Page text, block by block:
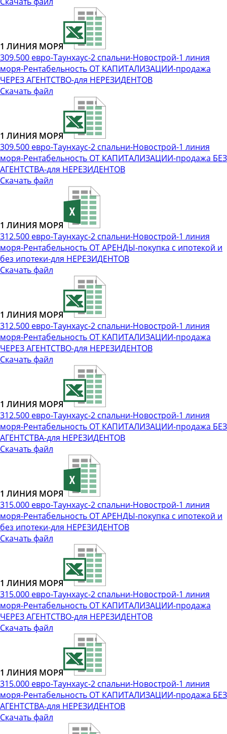
1 ЛИНИЯ МОРЯ
309.500 евро-Таунхаус-2 спальни-Новострой-1 линия
моря-Рентабельность ОТ КАПИТАЛИЗАЦИИ-продажа
ЧЕРЕЗ АГЕНТСТВО-для НЕРЕЗИДЕНТОВ
Скачать файл
1 ЛИНИЯ МОРЯ
309.500 евро-Таунхаус-2 спальни-Новострой-1 линия
моря-Рентабельность ОТ КАПИТАЛИЗАЦИИ-продажа БЕЗ
АГЕНТСТВА-для НЕРЕЗИДЕНТОВ
Скачать файл
1 ЛИНИЯ МОРЯ
312.500 евро-Таунхаус-2 спальни-Новострой-1 линия
моря-Рентабельность ОТ АРЕНДЫ-покупка с ипотекой и
без ипотеки-для НЕРЕЗИДЕНТОВ
Скачать файл
1 ЛИНИЯ МОРЯ
312.500 евро-Таунхаус-2 спальни-Новострой-1 линия
моря-Рентабельность ОТ КАПИТАЛИЗАЦИИ-продажа
ЧЕРЕЗ АГЕНТСТВО-для НЕРЕЗИДЕНТОВ
Скачать файл
1 ЛИНИЯ МОРЯ
312.500 евро-Таунхаус-2 спальни-Новострой-1 линия
моря-Рентабельность ОТ КАПИТАЛИЗАЦИИ-продажа БЕЗ
АГЕНТСТВА-для НЕРЕЗИДЕНТОВ
Скачать файл
1 ЛИНИЯ МОРЯ
315.000 евро-Таунхаус-2 спальни-Новострой-1 линия
моря-Рентабельность ОТ АРЕНДЫ-покупка с ипотекой и
без ипотеки-для НЕРЕЗИДЕНТОВ
Скачать файл
1 ЛИНИЯ МОРЯ
315.000 евро-Таунхаус-2 спальни-Новострой-1 линия
моря-Рентабельность ОТ КАПИТАЛИЗАЦИИ-продажа
ЧЕРЕЗ АГЕНТСТВО-для НЕРЕЗИДЕНТОВ
Скачать файл
1 ЛИНИЯ МОРЯ
315.000 евро-Таунхаус-2 спальни-Новострой-1 линия
моря-Рентабельность ОТ КАПИТАЛИЗАЦИИ-продажа БЕЗ
АГЕНТСТВА-для НЕРЕЗИДЕНТОВ
Скачать файл